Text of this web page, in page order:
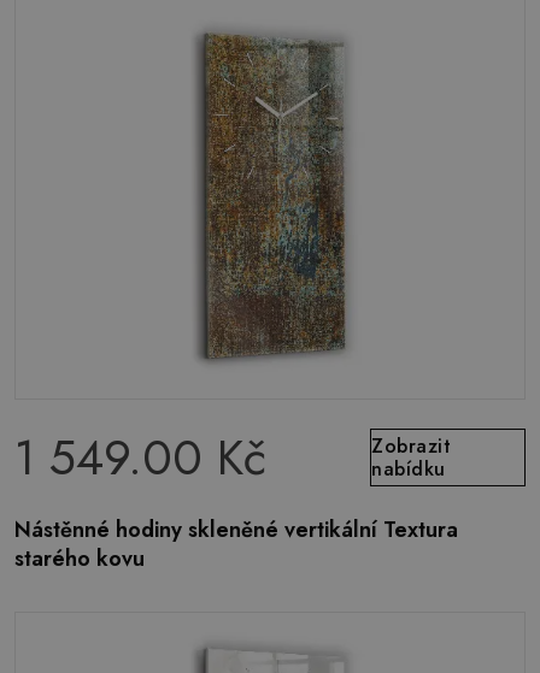
1 549.00 Kč
Zobrazit
nabídku
Nástěnné hodiny skleněné vertikální Textura
starého kovu